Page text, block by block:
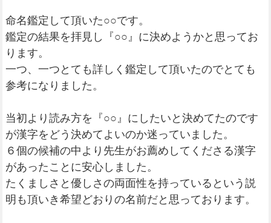
命名鑑定して頂いた○○です。
鑑定の結果を拝見し『○○』に決めようかと思ってお
ります。
一つ、一つとても詳しく鑑定して頂いたのでとても
参考になりました。
当初より読み方を『○○』にしたいと決めてたのです
が漢字をどう決めてよいのか迷っていました。
６個の候補の中より先生がお薦めしてくださる漢字
があったことに安心しました。
たくましさと優しさの両面性を持っているという説
明も頂いき希望どおりの名前だと思っております。